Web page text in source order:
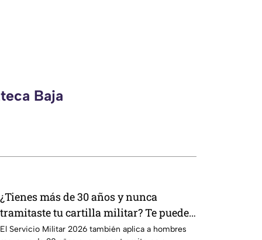
Baja
¿Tienes más de 30 años y nunca
tramitaste tu cartilla militar? Te pueden
llamar para hacer servicio en Baja
El Servicio Militar 2026 también aplica a hombres